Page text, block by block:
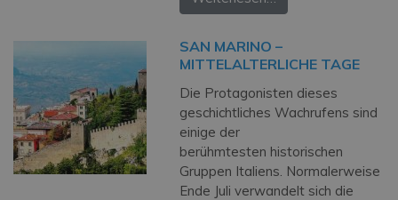
SAN MARINO –
MITTELALTERLICHE TAGE
Die Protagonisten dieses
geschichtliches Wachrufens sind
einige der
berühmtesten historischen
Gruppen Italiens. Normalerweise
Ende Juli verwandelt sich die